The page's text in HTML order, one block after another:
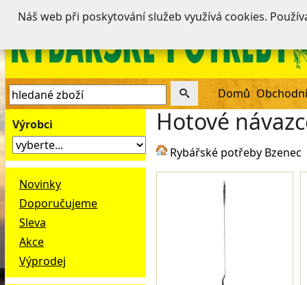
Domů
Výrobci
Novinky
Doporučujeme
Sleva
Akce
Výprodej
Hotové
Rybářské potřeby Bzenec
Náš web při poskytování služeb využívá cookies.